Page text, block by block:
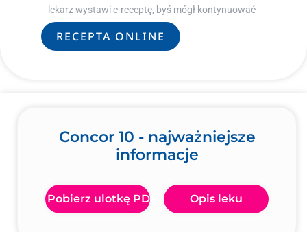
lekarz wystawi e-receptę, byś mógł kontynuować
leczenie.
RECEPTA ONLINE
Concor 10 - najważniejsze
informacje
Pobierz ulotkę PDF Opis leku